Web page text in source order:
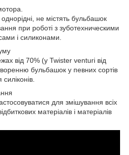
не містять бульбашок
при роботі з зуботехническими
і силиконами.
від 70% (у Twister venturi від
бульбашок у певних сортів
для змішування всіх
матеріалів і матеріалів